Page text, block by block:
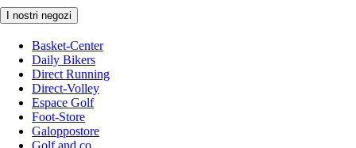
I nostri negozi
Basket-Center
Daily Bikers
Direct Running
Direct-Volley
Espace Golf
Foot-Store
Galoppostore
Golf and co